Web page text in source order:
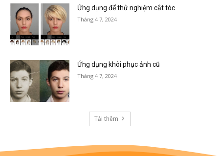
Ứng dụng để thử nghiệm cắt tóc
Tháng 4 7, 2024
Ứng dụng khôi phục ảnh cũ
Tháng 4 7, 2024
Tải thêm